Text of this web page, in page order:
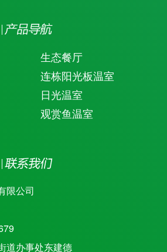
生态餐厅
连栋阳光板温室
日光温室
观赏鱼温室
限公司
道办事处东建德